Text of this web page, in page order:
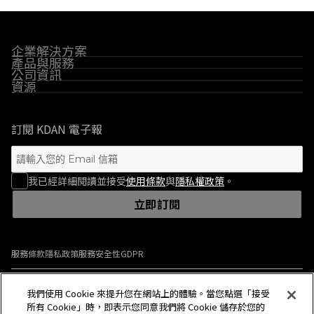
企業解決方案
產品與服務
公司資訊
資源
訂閱 KDAN 電子報
我已經詳細閱讀並接受使用條款與隱私權政策 。
立即訂閱
服務條款隱私政策服務安全性GDPR
我們使用 Cookie 來提升您在網站上的體驗。當您點選「接受
所有 Cookie」時，即表示您同意我們將 Cookie 儲存於您的